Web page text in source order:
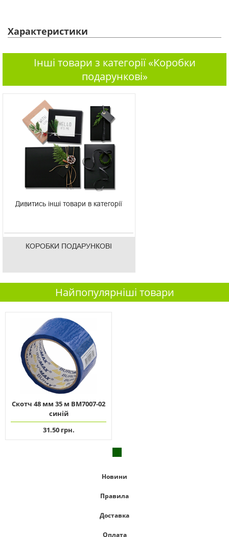
Характеристики
Інші товари з категорії «Коробки
подарункові»
Дивитись інші товари в категорії
КОРОБКИ ПОДАРУНКОВІ
Найпопулярніші товари
Скотч 48 мм 35 м ВМ7007-02
синій
31.50 грн.
Новини
Правила
Доставка
Оплата